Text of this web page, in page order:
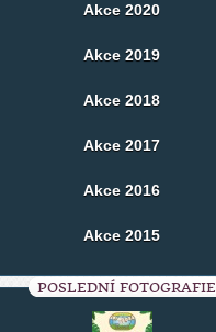
Akce 2020
Akce 2019
Akce 2018
Akce 2017
Akce 2016
Akce 2015
POSLEDNÍ FOTOGRAFIE